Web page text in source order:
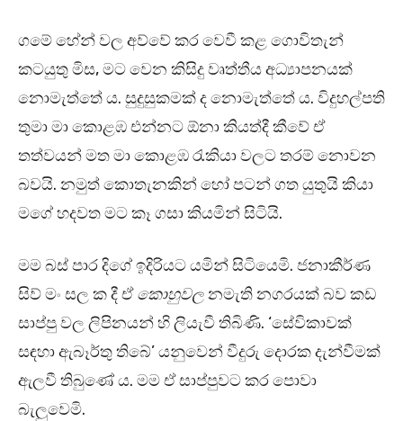
ගමේ හේන් වල අව්වේ කර වෙවී කළ ගොවිතැන්
කටයුතු මිස, මට වෙන කිසිදු වෘත්තීය අධ්‍යාපනයක්
නොමැත්තේ ය. සුදුසුකමක් ද නොමැත්තේ ය. විදුහල්පති
තුමා මා කොළඹ එන්නට ඕනා කියත්දී කීවේ ඒ
තත්වයන් මත මා කොළඹ රැකියා වලට තරම් නොවන
බවයි. නමුත් කොතැනකින් හෝ පටන් ගත යුතුයි කියා
මගේ හදවත මට කෑ ගසා කියමින් සිටියි.
මම බස් පාර දිගේ ඉදිරියට යමින් සිටියෙමි. ජනාකීර්ණ
සිව් මං සල ක දී ඒකොහුවලනමැති නගරයක් බව කඩ
සාප්පු වල ලිපිනයන් හි ලියැවී තිබිණි. ‘සේවිකාවක්
සඳහා ඇබෑර්තු තිබේ’ යනුවෙන් වීදුරු දොරක දැන්වීමක්
ඇලවී තිබුණේ ය. මම ඒ සාප්පුවට කර පොවා
බැලුවෙමි.